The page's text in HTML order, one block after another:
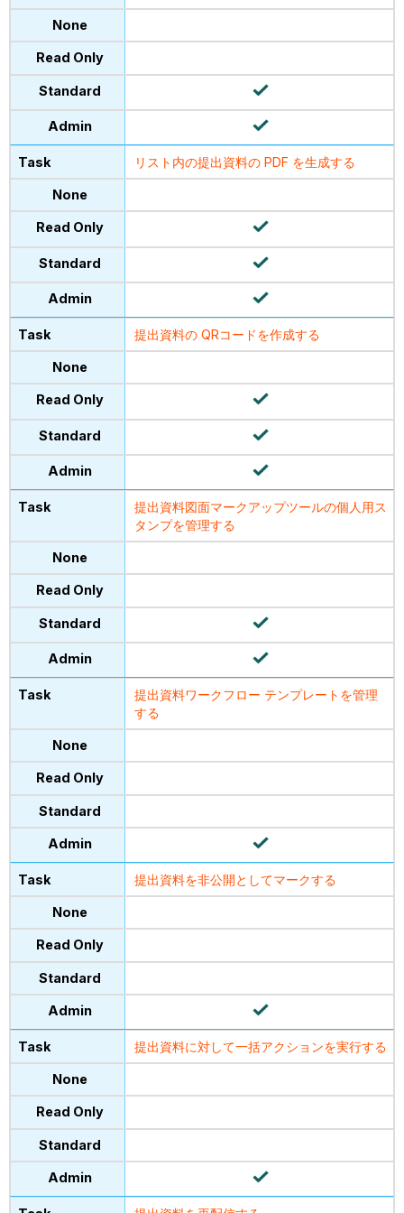
リスト内の提出資料の PDF を生成する
提出資料の QRコードを作成する
提出資料図面マークアップツールの個人用ス
タンプを管理する
提出資料ワークフロー テンプレートを管理
する
提出資料を非公開としてマークする
提出資料に対して一括アクションを実行する